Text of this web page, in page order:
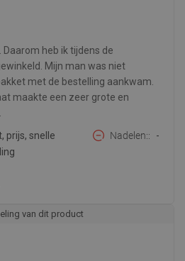
Daarom heb ik tijdens de
Mijn man was niet
met de bestelling aankwam.
maakte een zeer grote en
prijs, snelle
Nadelen: -
van dit product